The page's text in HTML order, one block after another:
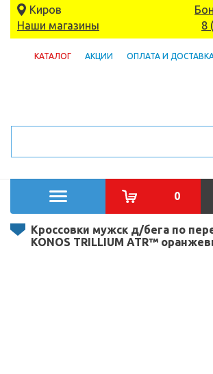
Киров
Наши магазины
8
КАТАЛОГ АКЦИИ ОПЛАТА И
0
Кроссовки мужск д/бега по
KONOS TRILLIUM ATR™